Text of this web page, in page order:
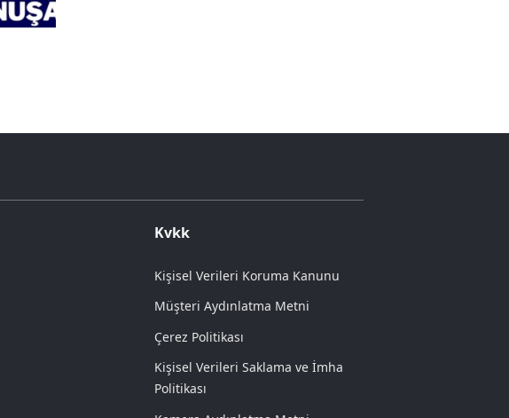
Kvkk
Kişisel Verileri Koruma Kanunu
Müşteri Aydınlatma Metni
Çerez Politikası
Kişisel Verileri Saklama ve İmha
Politikası